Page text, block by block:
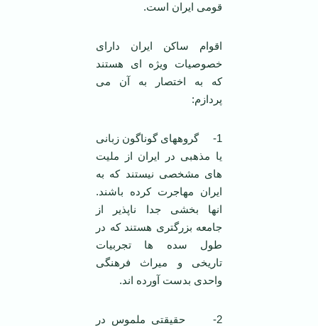
قومی ایران است.
اقوام ساکن ایران دارای
خصوصیات ویژه ای هستند
که به اختصار به آن می
پردازم:
1- گروههای گوناگون زبانی
یا مذهبی در ایران از ملیت
های مشخصی نیستند که به
ایران مهاجرت کرده باشند.
انها بخشی جدا ناپذیر از
جامعه بزرگتری هستند که در
طول سده ها تجربیات
تاریخی و میراث فرهنگی
واحدی بدست آورده اند.
2- حقیقتی ملموس در